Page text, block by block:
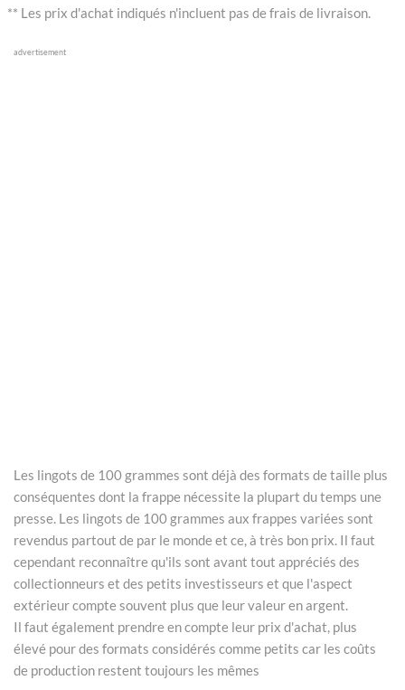
** Les prix d'achat indiqués n'incluent pas de frais de livraison.
advertisement
Les lingots de 100 grammes sont déjà des formats de taille plus
conséquentes dont la frappe nécessite la plupart du temps une
presse. Les lingots de 100 grammes aux frappes variées sont
revendus partout de par le monde et ce, à très bon prix. Il faut
cependant reconnaître qu'ils sont avant tout appréciés des
collectionneurs et des petits investisseurs et que l'aspect
extérieur compte souvent plus que leur valeur en argent.
Il faut également prendre en compte leur prix d'achat, plus
élevé pour des formats considérés comme petits car les coûts
de production restent toujours les mêmes